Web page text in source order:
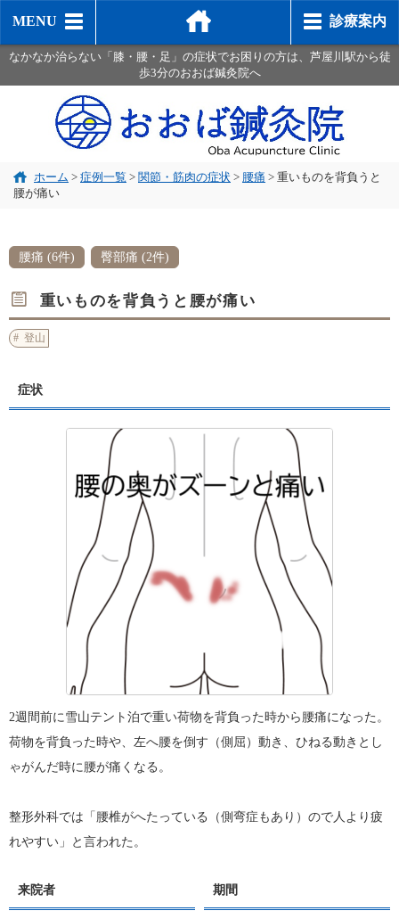
MENU 診療案内
なかなか治らない「膝・腰・足」の症状でお困りの方は、芦屋川駅から徒
歩3分のおおば鍼灸院へ
ホーム > 症例一覧 > 関節・筋肉の症状 > 腰痛 > 重いものを背負うと
腰が痛い
腰痛 (6件) 臀部痛 (2件)
重いものを背負うと腰が痛い
登山
症状
2週間前に雪山テント泊で重い荷物を背負った時から腰痛になった。
荷物を背負った時や、左へ腰を倒す（側屈）動き、ひねる動きとし
ゃがんだ時に腰が痛くなる。
整形外科では「腰椎がへたっている（側弯症もあり）ので人より疲
れやすい」と言われた。
来院者 期間